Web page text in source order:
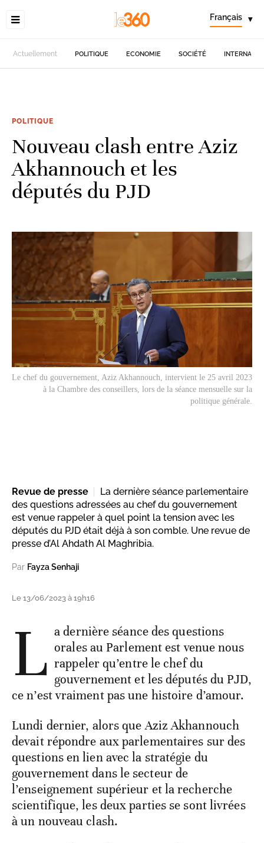
Français ▾
Actuellement POLITIQUE ECONOMIE SOCIÉTÉ
POLITIQUE
Nouveau clash entre Aziz
Akhannouch et les
députés du PJD
Le chef du gouvernement, Aziz Akhannouch, intervient le 25 avril 2023
à la Chambre des conseillers, lors de la séance mensuelle sur la
politique générale.
Revue de presse
La dernière séance parlementaire
des questions adressées au chef du gouvernement
est venue rappeler à quel point la tension avec les
députés du PJD était déjà à son comble. Une revue de
presse d’Al Ahdath Al Maghribia.
Par Fayza Senhaji
Le 13/06/2023 à 19h16
L a dernière séance des questions
orales au Parlement est venue nous
rappeler qu’entre le chef du
gouvernement et les députés du PJD,
ce n’est vraiment pas une histoire d’amour.
Lundi dernier, alors que Aziz Akhannouch
devait répondre aux parlementaires sur des
questions en lien avec la stratégie du
gouvernement dans le secteur de
l’enseignement supérieur et la recherche
scientifique, les deux parties se sont livrées
à un nouveau clash.